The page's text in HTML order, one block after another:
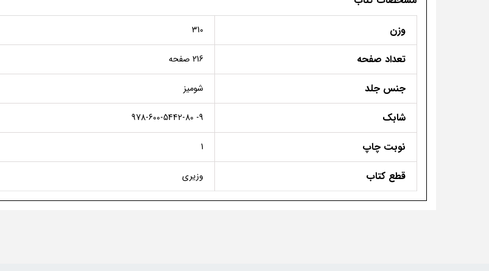
وزن
310
تعداد صفحه 216 صفحه
جنس جلد شومیز
شابک 9- 978-600-5442-80
نوبت چاپ 1
قطع کتاب وزیری